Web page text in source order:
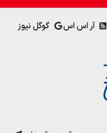
آر اس اس گوگل نیوز